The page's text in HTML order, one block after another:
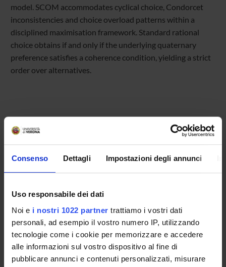
Consenso Dettagli Impostazioni degli annunci
Uso responsabile dei dati
Noi e i nostri 1022 partner trattiamo i vostri dati
personali, ad esempio il vostro numero IP, utilizzando
tecnologie come i cookie per memorizzare e accedere
alle informazioni sul vostro dispositivo al fine di
pubblicare annunci e contenuti personalizzati, misurare
model. SCOM accommodates cyclical choice, Condorcet
inconsistencies and choice overload patterns within a
disciplined maximisation framework. Standard rational
choice obtains if and only if the underlying quaternary
preference satisfies a coherence condition, yielding a strict
order over alternatives.
Referente
Roberto Ricciuti
Referente esterno
OFFERTA FORMATIVA